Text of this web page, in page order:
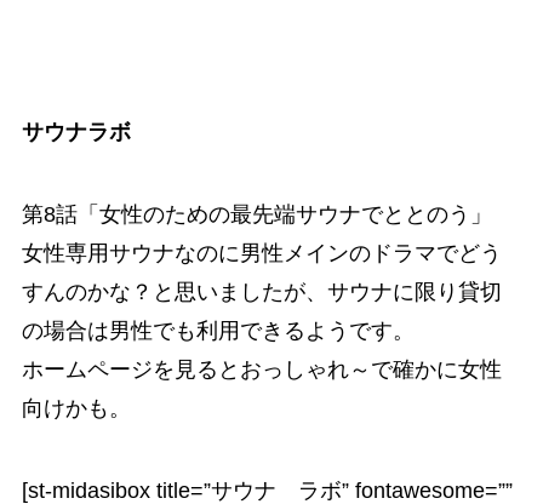
サウナラボ
第8話「女性のための最先端サウナでととのう」
女性専用サウナなのに男性メインのドラマでどう
すんのかな？と思いましたが、サウナに限り貸切
の場合は男性でも利用できるようです。
ホームページを見るとおっしゃれ～で確かに女性
向けかも。
[st-midasibox title=”サウナ ラボ” fontawesome=””